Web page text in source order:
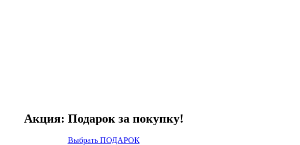
Акция: Подарок за покупку!
Выбрать ПОДАРОК